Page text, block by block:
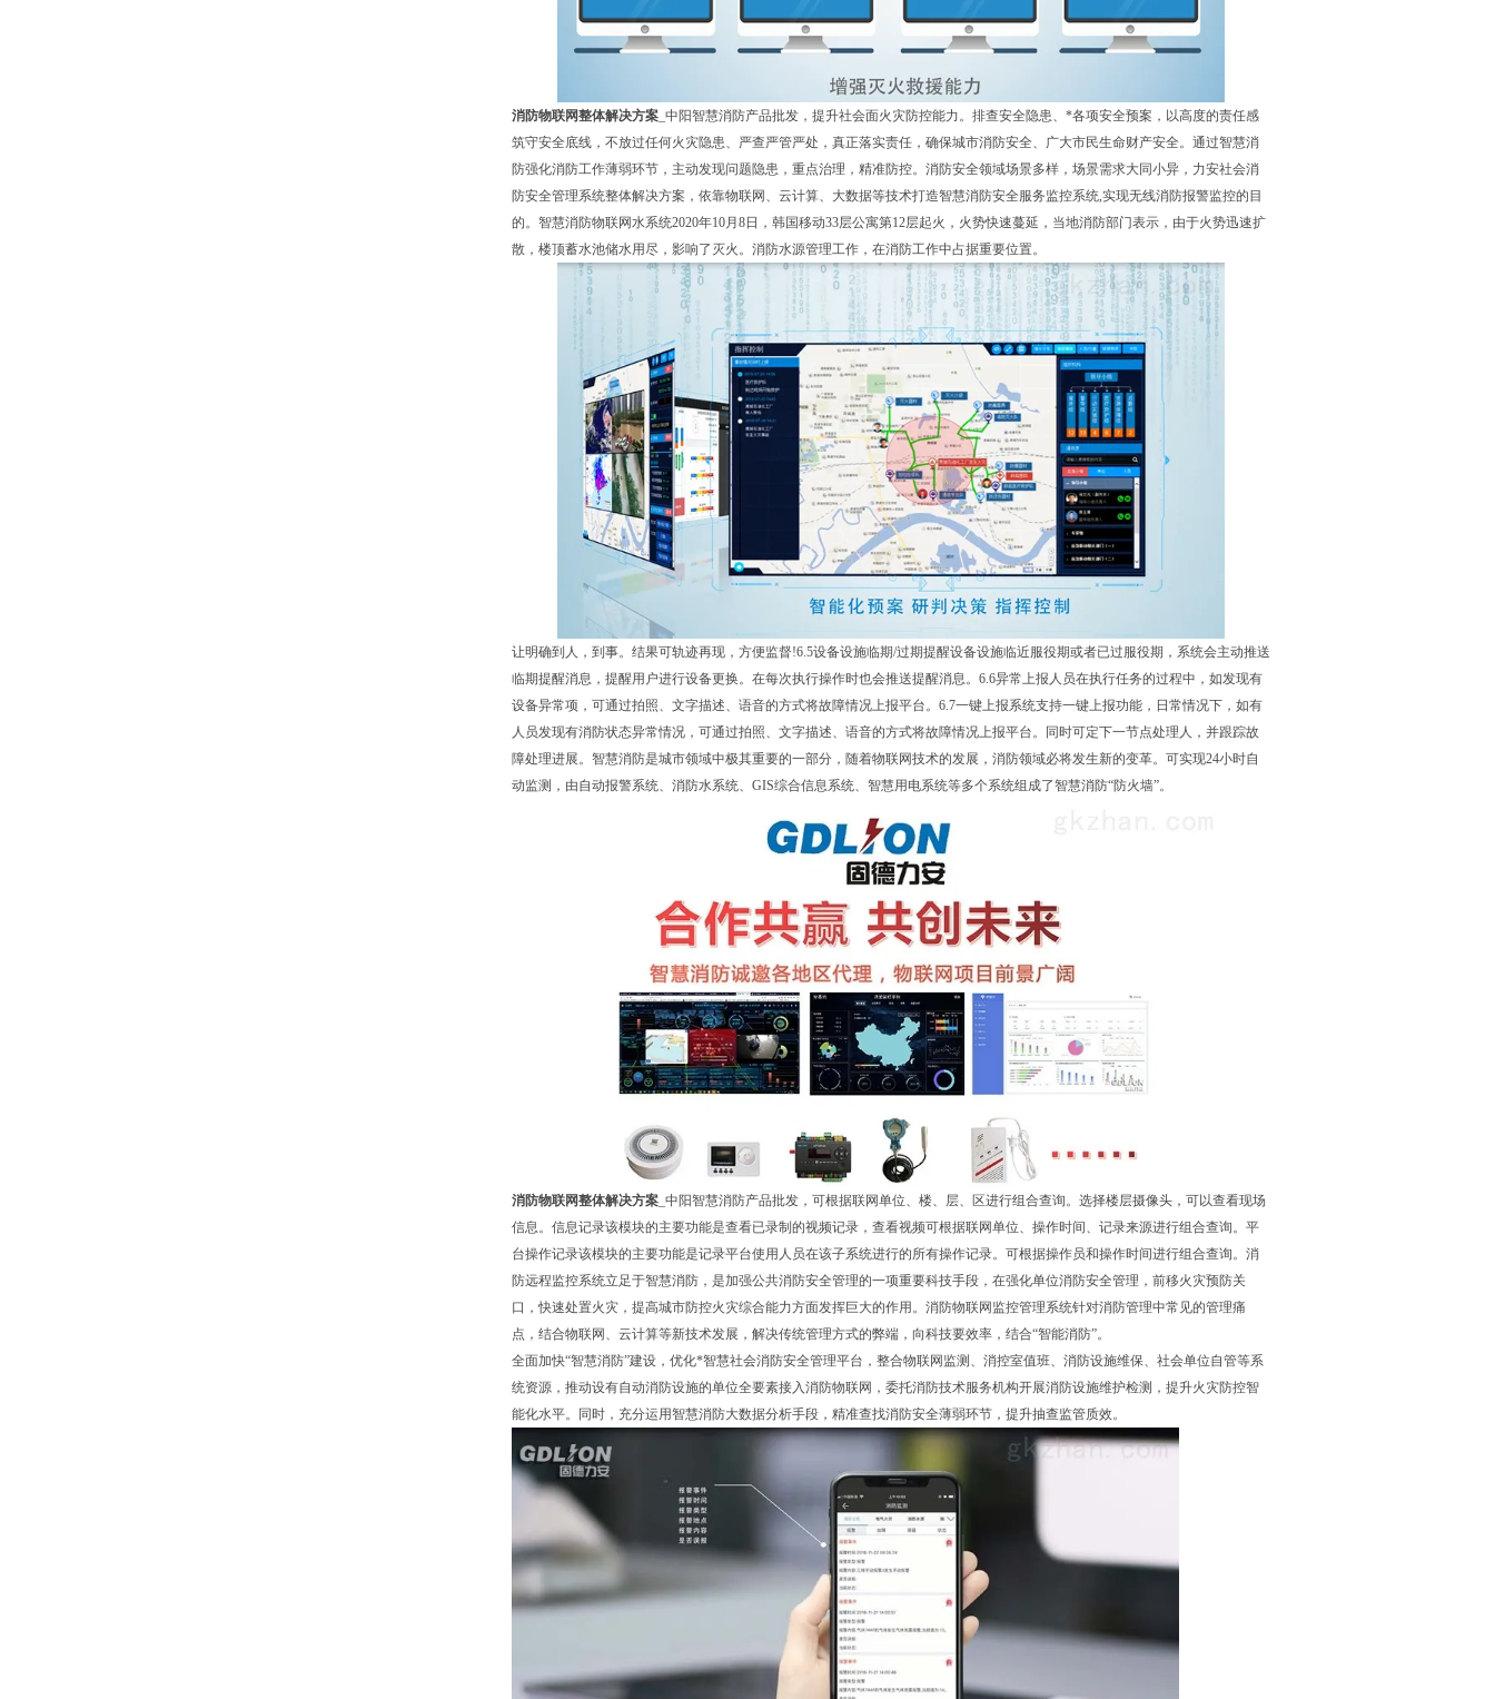
消防物联网整体解决方案 _中阳智慧消防产品批发，提升社会面火灾防控能力。排查安全隐患、*各项安全预案，以高度的责任感
筑守安全底线，不放过任何火灾隐患、严查严管严处，真正落实责任，确保城市消防安全、广大市民生命财产安全。通过智慧消
防强化消防工作薄弱环节，主动发现问题隐患，重点治理，精准防控。消防安全领域场景多样，场景需求大同小异，力安社会消
防安全管理系统整体解决方案，依靠物联网、云计算、大数据等技术打造智慧消防安全服务监控系统,实现无线消防报警监控的目
的。智慧消防物联网水系统2020年10月8日，韩国移动33层公寓第12层起火，火势快速蔓延，当地消防部门表示，由于火势迅速扩
散，楼顶蓄水池储水用尽，影响了灭火。消防水源管理工作，在消防工作中占据重要位置。
让明确到人，到事。结果可轨迹再现，方便监督!6.5设备设施临期/过期提醒设备设施临近服役期或者已过服役期，系统会主动推送
临期提醒消息，提醒用户进行设备更换。在每次执行操作时也会推送提醒消息。6.6异常上报人员在执行任务的过程中，如发现有
设备异常项，可通过拍照、文字描述、语音的方式将故障情况上报平台。6.7一键上报系统支持一键上报功能，日常情况下，如有
人员发现有消防状态异常情况，可通过拍照、文字描述、语音的方式将故障情况上报平台。同时可定下一节点处理人，并跟踪故
障处理进展。智慧消防是城市领域中极其重要的一部分，随着物联网技术的发展，消防领域必将发生新的变革。可实现24小时自
动监测，由自动报警系统、消防水系统、GIS综合信息系统、智慧用电系统等多个系统组成了智慧消防“防火墙”。
消防物联网整体解决方案 _中阳智慧消防产品批发，可根据联网单位、楼、层、区进行组合查询。选择楼层摄像头，可以查看现场
信息。信息记录该模块的主要功能是查看已录制的视频记录，查看视频可根据联网单位、操作时间、记录来源进行组合查询。平
台操作记录该模块的主要功能是记录平台使用人员在该子系统进行的所有操作记录。可根据操作员和操作时间进行组合查询。消
防远程监控系统立足于智慧消防，是加强公共消防安全管理的一项重要科技手段，在强化单位消防安全管理，前移火灾预防关
口，快速处置火灾，提高城市防控火灾综合能力方面发挥巨大的作用。消防物联网监控管理系统针对消防管理中常见的管理痛
点，结合物联网、云计算等新技术发展，解决传统管理方式的弊端，向科技要效率，结合“智能消防”。
全面加快“智慧消防”建设，优化*智慧社会消防安全管理平台，整合物联网监测、消控室值班、消防设施维保、社会单位自管等系
统资源，推动设有自动消防设施的单位全要素接入消防物联网，委托消防技术服务机构开展消防设施维护检测，提升火灾防控智
能化水平。同时，充分运用智慧消防大数据分析手段，精准查找消防安全薄弱环节，提升抽查监管质效。